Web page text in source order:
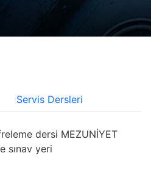
Servis Dersleri
dersi MEZUNİYET
sınav yeri